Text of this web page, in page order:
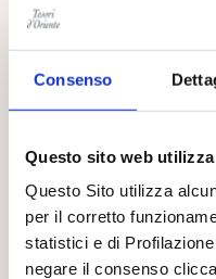
Consenso
Questo sito web
Questo Sito utilizza
per il corretto
statistici e di
negare il consenso
Mit einer pflanzenbasierten
Formel ist diese aromatische
außergewöhnlichen
Eigenschaften der Myrrhe